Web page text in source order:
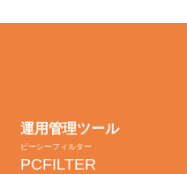
運用管理ツール
ピーシーフィルター
PCFILTER